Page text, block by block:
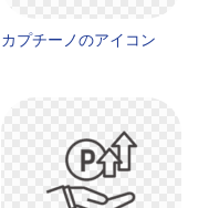
カプチーノのアイコン